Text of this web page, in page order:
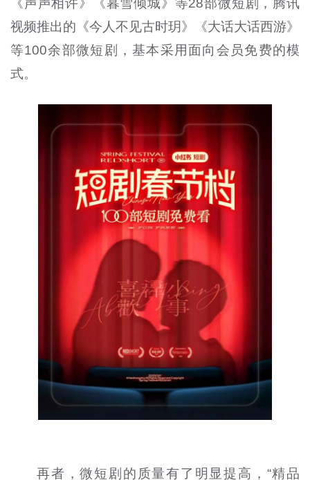
《声声相许》《暮雪倾城》等28部微短剧，腾讯
视频推出的《今人不见古时玥》《大话大话西游》
等100余部微短剧，基本采用面向会员免费的模
式。
再者，微短剧的质量有了明显提高，“精品